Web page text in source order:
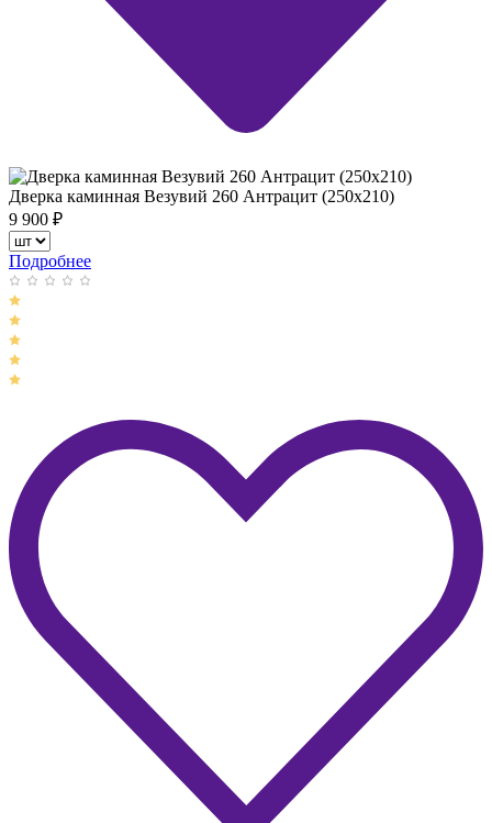
Дверка каминная Везувий 260 Антрацит (250х210)
9 900 ₽
Подробнее